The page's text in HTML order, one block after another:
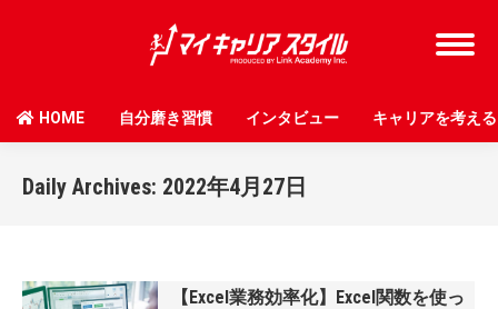
HOME 自分磨き習慣 インタビュー キャリアを考える
Daily Archives: 2022年4月27日
【Excel業務効率化】Excel関数を使っ